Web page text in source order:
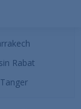
Rabat